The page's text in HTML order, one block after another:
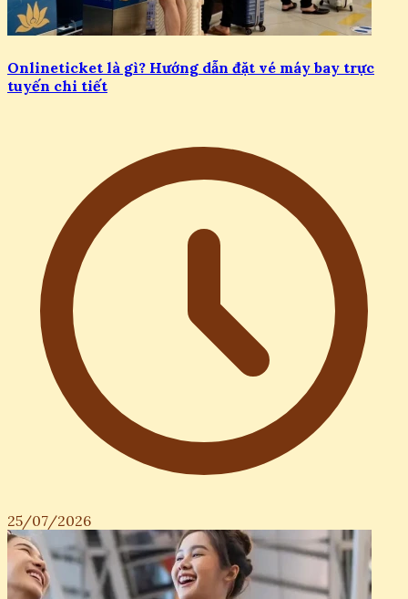
Onlineticket là gì? Hướng dẫn đặt vé máy bay trực
tuyến chi tiết
25/07/2026